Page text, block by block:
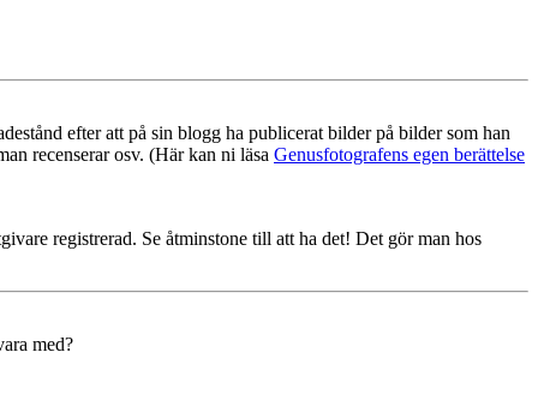
efter att på sin blogg ha publicerat bilder på bilder som han
recenserar osv. (Här kan ni läsa Genusfotografens egen berättelse
registrerad. Se åtminstone till att ha det! Det gör man hos
med?